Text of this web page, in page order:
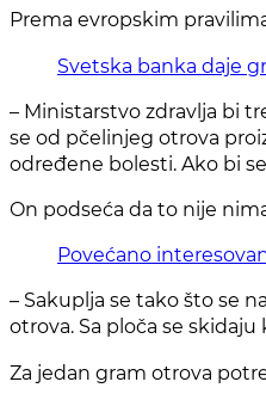
Prema evropskim
Svetska banka daje
– Ministarstvo zdravlja bi
se od pčelinjeg otrova
određene bolesti. Ako bi
On podseća da to nije
Povećano
– Sakuplja se tako što se
otrova. Sa ploča se
Za jedan gram otrova